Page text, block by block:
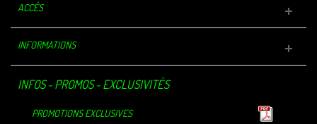
ACCÈS
INFORMATIONS
INFOS - PROMOS - EXCLUSIVITÉS
PROMOTIONS EXCLUSIVES